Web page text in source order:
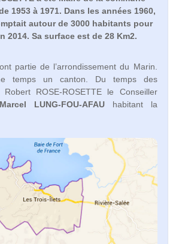
1953 à 1971. Dans les années 1960,
autour de 3000 habitants pour
2014. Sa surface est de 28 Km2.
partie de l’arrondissement du Marin.
temps un canton. Du temps des
ROSE-ROSETTE le Conseiller
Marcel LUNG-FOU-AFAUhabitant la